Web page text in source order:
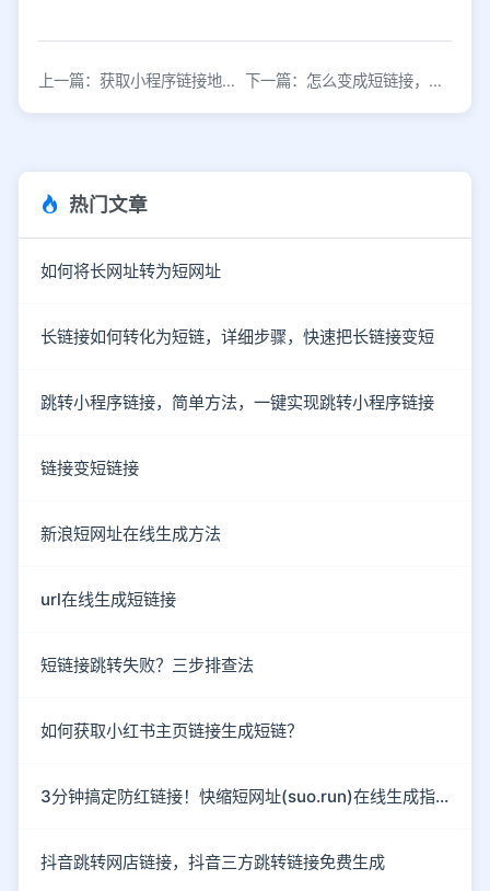
上一篇：获取小程序链接地址，小程序链接生成工具 下一篇：怎么变成短链接，短链接生成工具限时免费
热门文章
如何将长网址转为短网址
长链接如何转化为短链，详细步骤，快速把长链接变短
跳转小程序链接，简单方法，一键实现跳转小程序链接
链接变短链接
新浪短网址在线生成方法
url在线生成短链接
短链接跳转失败？三步排查法
如何获取小红书主页链接生成短链？
3分钟搞定防红链接！快缩短网址(suo.run)在线生成指南
抖音跳转网店链接，抖音三方跳转链接免费生成